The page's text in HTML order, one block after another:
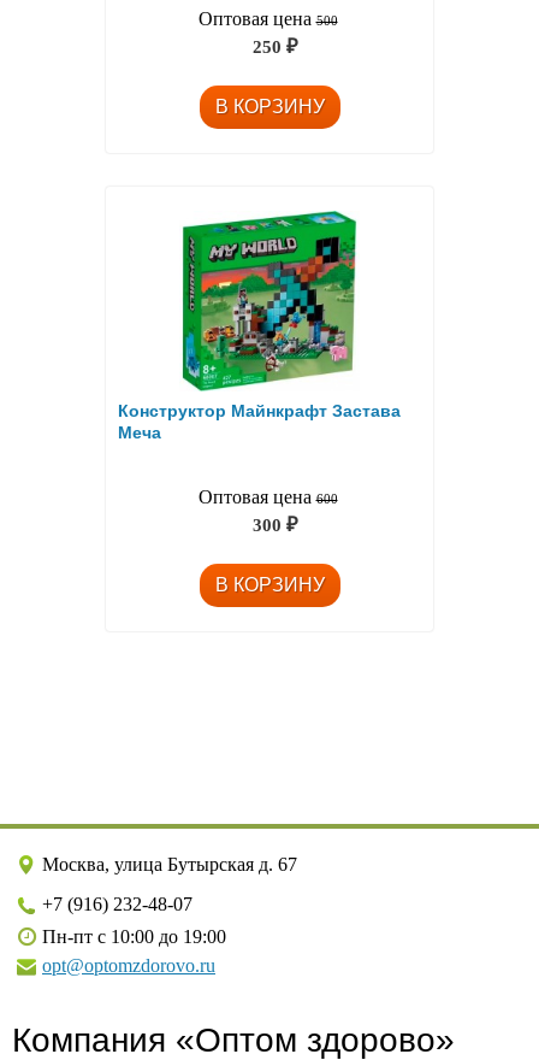
Оптовая цена 500
250 ₽
Конструктор Майнкрафт Застава
Меча
Оптовая цена 600
300 ₽
Москва, улица Бутырская д. 67
+7 (916) 232-48-07
Пн-пт с 10:00 до 19:00
opt@optomzdorovo.ru
Компания «Оптом здорово»